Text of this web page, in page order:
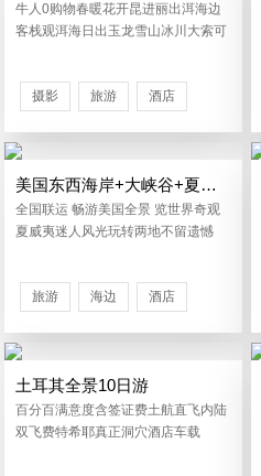
牛人0购物春暖花开昆进丽出洱海边
客栈观洱海日出玉龙雪山冰川大索可
摄影 旅游 酒店
美国东西海岸+大峡谷+夏威夷14-16日游
全国联运 畅游美国全景 览世界奇观
夏威夷迷人风光玩转两地不留遗憾
旅游 海边 酒店
土耳其全景10日游
百分百满意度含签证费土航直飞内陆
双飞费特希耶真正洞穴酒店车载